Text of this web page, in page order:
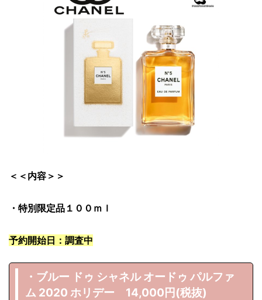
＜＜内容＞＞
・特別限定品１００ｍｌ
予約開始日：調査中
・ブルー ドゥ シャネル オードゥ パルファ
ム 2020 ホリデー 14,000円(税抜)